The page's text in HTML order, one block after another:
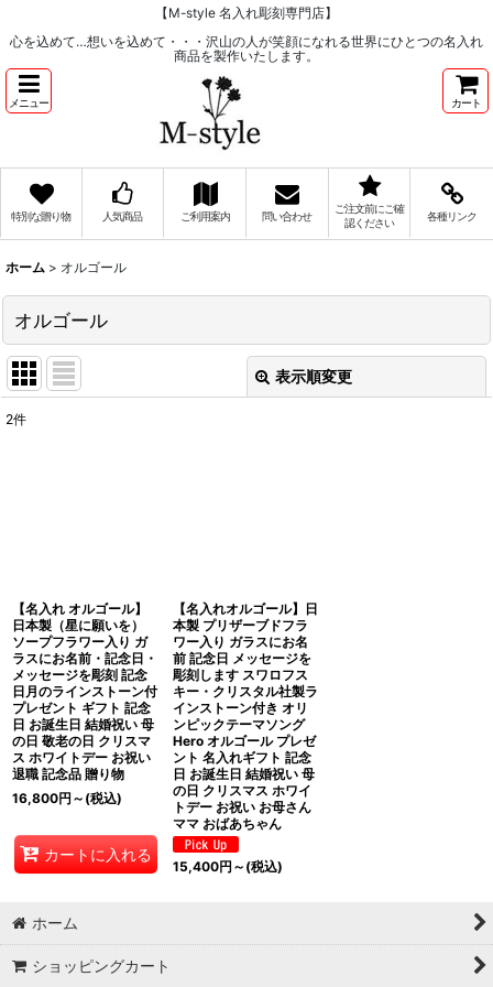
【M-style 名入れ彫刻専門店】
心を込めて…想いを込めて・・・沢山の人が笑顔になれる世界にひとつの名入れ
商品を製作いたします。
メニュー カート
特別な贈り物 人気商品 ご利用案内 問い合わせ
ご注文前にご確
認ください
各種リンク
ホーム > オルゴール
オルゴール
表示順変更
絞り込む
2件
【名入れ オルゴール】
日本製（星に願いを）
ソープフラワー入り ガ
ラスにお名前・記念日・
メッセージを彫刻 記念
日月のラインストーン付
プレゼント ギフト 記念
日 お誕生日 結婚祝い 母
の日 敬老の日 クリスマ
ス ホワイトデー お祝い
退職 記念品 贈り物
16,800円 ～ (税込)
カートに入れる
【名入れオルゴール】日
本製 プリザーブドフラ
ワー入り ガラスにお名
前 記念日 メッセージを
彫刻します スワロフス
キー・クリスタル社製ラ
インストーン付き オリ
ンピックテーマソング
Hero オルゴール プレゼ
ント 名入れギフト 記念
日 お誕生日 結婚祝い 母
の日 クリスマス ホワイ
トデー お祝い お母さん
ママ おばあちゃん
15,400円 ～ (税込)
ホーム
ショッピングカート